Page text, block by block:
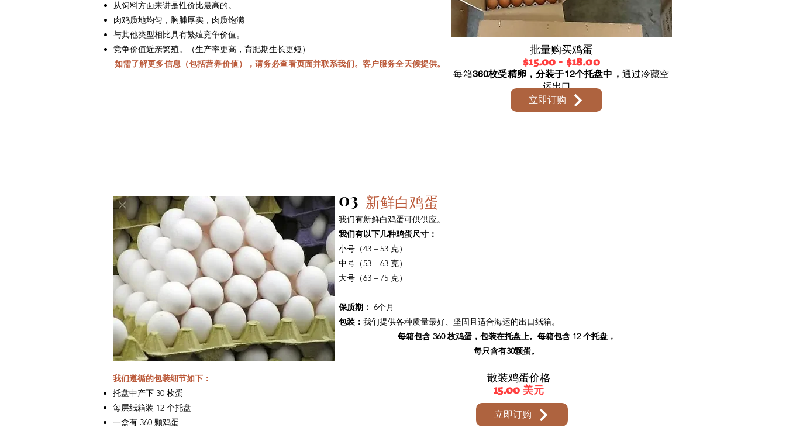
从饲料方面来讲是性价比最高的。
肉鸡质地均匀，胸脯厚实，肉质饱满
与其他类型相比具有繁殖竞争价值。
竞争价值近亲繁殖。（生产率更高，育肥期生长更短）
如需了解更多信息（包括营养价值），请务必查看页面并联系我们。客户服务全天候提供。
批量购买鸡蛋
$15.00 - $18.00
每箱360枚受精卵，分装于12个托盘中， 通过冷藏空
运出口。
立即订购
03 新鲜白鸡蛋
我们有新鲜白鸡蛋可供供应。
我们有以下几种鸡蛋尺寸：
小号（43 – 53 克）
中号（53 – 63 克）
大号（63 – 75 克）
保质期： 6个月
包装： 我们提供各种质量最好、坚固且适合海运的出口纸箱。
每箱包含 360 枚鸡蛋，包装在托盘上。每箱包含 12 个托盘，
每只含有30颗蛋。
我们遵循的包装细节如下：
托盘中产下 30 枚蛋
每层纸箱装 12 个托盘
一盒有 360 颗鸡蛋
散装鸡蛋价格
15.00 美元
立即订购